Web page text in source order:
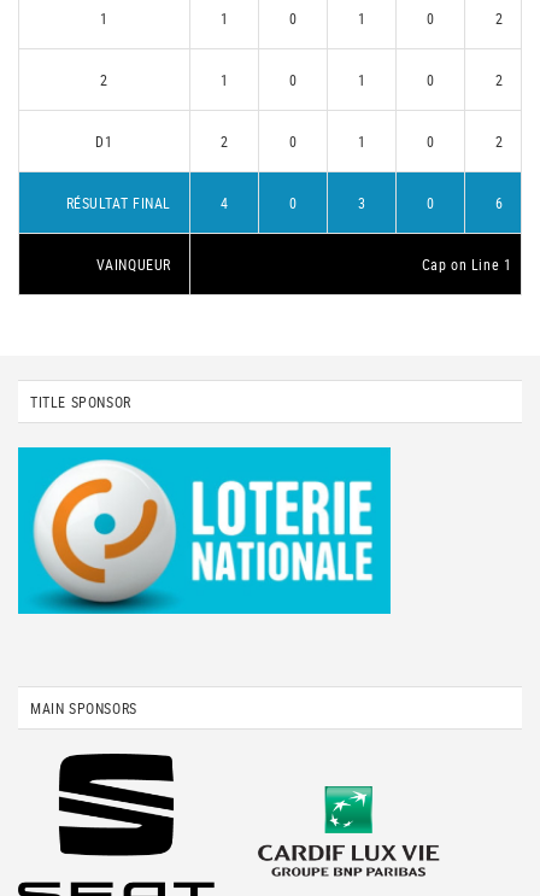
1 1 0 1 0 2
2 1 0 1 0 2
D1 2 0 1 0 2
RÉSULTAT FINAL 4 0 3 0 6
VAINQUEUR Cap on Line 1
TITLE SPONSOR
MAIN SPONSORS